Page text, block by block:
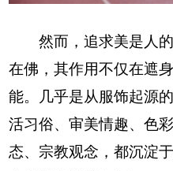
然而，追求美是人的
在佛，其作用不仅在遮
能。几乎是从服饰起源
活习俗、审美情趣、色
态、宗教观念，都沉淀